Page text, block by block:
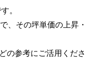
。
、その坪単価の上昇・
の参考にご活用くださ